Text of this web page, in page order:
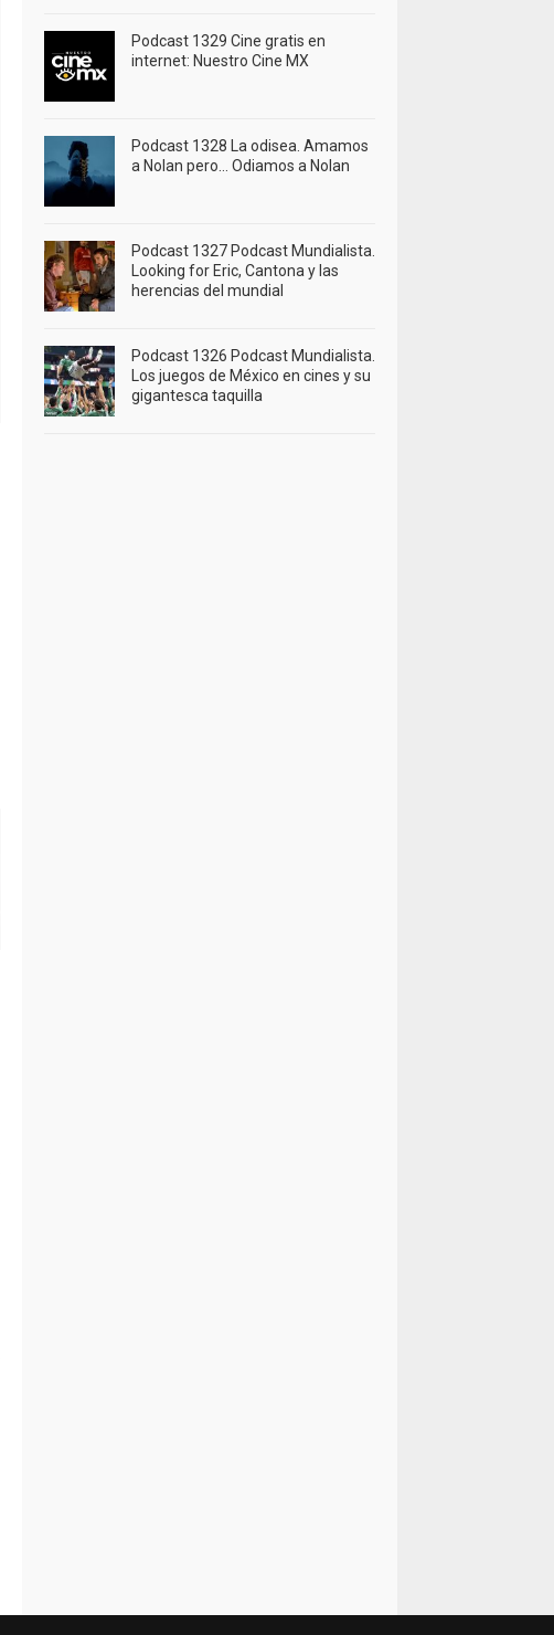
Podcast 1329 Cine gratis en
internet: Nuestro Cine MX
Podcast 1328 La odisea. Amamos
a Nolan pero… Odiamos a Nolan
Podcast 1327 Podcast Mundialista.
Looking for Eric, Cantona y las
herencias del mundial
Podcast 1326 Podcast Mundialista.
Los juegos de México en cines y su
gigantesca taquilla